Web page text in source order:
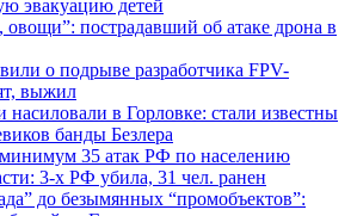
эвакуацию детей
овощи”: пострадавший об атаке дрона в
о подрыве разработчика FPV-
выжил
в Горловке: стали известны
банды Безлера
35 атак РФ по населению
3-х РФ убила, 31 чел. ранен
до безымянных “промобъектов”: